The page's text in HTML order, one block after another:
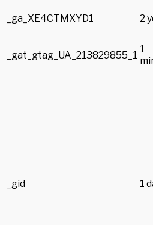
_ga_XE4CTMXYD1 2
_gat_gtag_UA_213829855_1
1
_gid 1